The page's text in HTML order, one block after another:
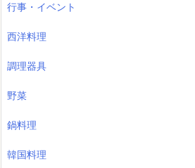
行事・イベント
西洋料理
調理器具
野菜
鍋料理
韓国料理